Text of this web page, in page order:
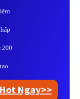
Ngay>>